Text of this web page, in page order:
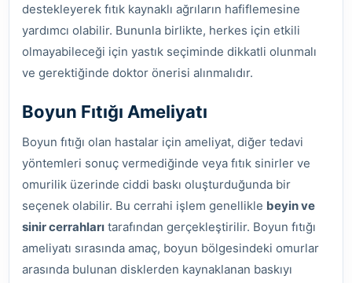
destekleyerek fıtık kaynaklı ağrıların hafiflemesine
yardımcı olabilir. Bununla birlikte, herkes için etkili
olmayabileceği için yastık seçiminde dikkatli olunmalı
ve gerektiğinde doktor önerisi alınmalıdır.
Boyun Fıtığı Ameliyatı
Boyun fıtığı olan hastalar için ameliyat, diğer tedavi
yöntemleri sonuç vermediğinde veya fıtık sinirler ve
omurilik üzerinde ciddi baskı oluşturduğunda bir
seçenek olabilir. Bu cerrahi işlem genellikle beyin ve
sinir cerrahları tarafından gerçekleştirilir. Boyun fıtığı
ameliyatı sırasında amaç, boyun bölgesindeki omurlar
arasında bulunan disklerden kaynaklanan baskıyı